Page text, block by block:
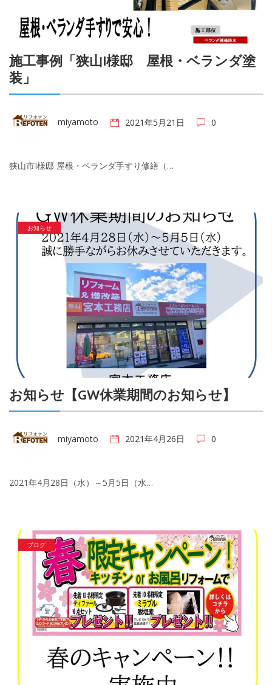
施工事例「狭山I様邸 屋根・ベランダ塗
装」
miyamoto 2021年5月21日 0
狭山市I様邸 屋根・ベランダ手すり修繕（…
お知らせ
お知らせ【GW休業期間のお知らせ】
miyamoto 2021年4月26日 0
2021年4月28日（水）～5月5日（水…
ブログ